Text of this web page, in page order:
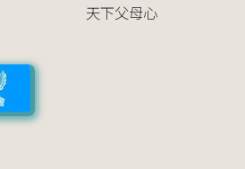
天下父母心